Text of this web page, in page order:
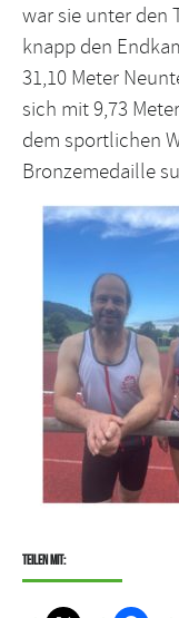
war sie unter den
knapp den
31,10 Meter
sich mit 9,73
dem sportlichen
Bronzemedaille
Teilen mit: